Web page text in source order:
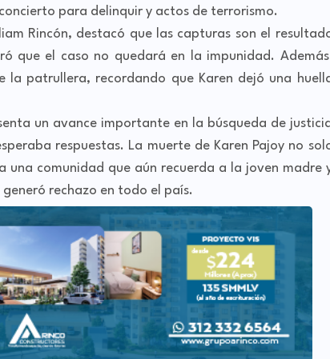
para delinquir y actos de terrorismo.
Rincón, destacó que las capturas son el
que el caso no quedará en la impunidad.
patrullera, recordando que Karen dejó una
un avance importante en la búsqueda de
respuestas. La muerte de Karen Pajoy no
comunidad que aún recuerda a la joven madre
rechazo en todo el país.